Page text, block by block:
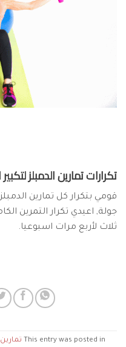
تكرارات تمارين الدمبلز
جولة, اعيدي تكرار التمرين
ثلاث لأربع مرات اسبوعيا.
This entry was posted in